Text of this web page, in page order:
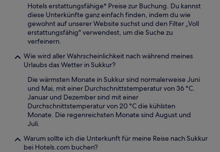
Hotels erstattungsfähige* Preise zur Buchung. Du kannst
diese Unterkünfte ganz einfach finden, indem du wie
gewohnt auf unserer Website suchst und den Filter „Voll
erstattungsfähig" verwendest, um die Suche zu
verfeinern.
Wie wird aller Wahrscheinlichkeit nach während meines
Urlaubs das Wetter in Sukkur?
Die wärmsten Monate in Sukkur sind normalerweise Juni
und Mai, mit einer Durchschnittstemperatur von 36 °C.
Januar und Dezember sind mit einer
Durchschnittstemperatur von 20 °C die kühlsten
Monate. Die regenreichsten Monate sind August und
Juli.
Warum sollte ich die Unterkunft für meine Reise nach Sukkur
bei Hotels.com buchen?